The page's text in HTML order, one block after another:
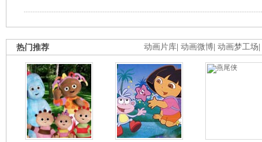
动画片库 动画微博 动画梦工场
热门推荐